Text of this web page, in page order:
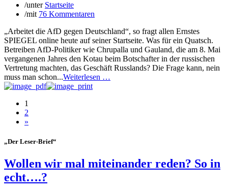
/unter Startseite
/mit 76 Kommentaren
„Arbeitet die AfD gegen Deutschland“, so fragt allen Ernstes
SPIEGEL online heute auf seiner Startseite. Was für ein Quatsch.
Betreiben AfD-Politiker wie Chrupalla und Gauland, die am 8. Mai
vergangenen Jahres den Kotau beim Botschafter in der russischen
Vertretung machten, das Geschäft Russlands? Die Frage kann, nein
muss man schon...Weiterlesen …
1
2
»
„Der Leser-Brief“
Wollen wir mal miteinander reden? So in
echt….?